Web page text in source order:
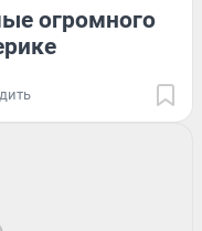
огромного